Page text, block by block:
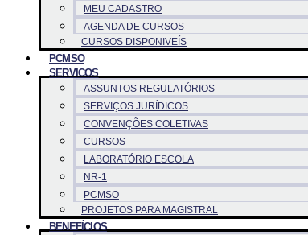
MEU CADASTRO
AGENDA DE CURSOS
CURSOS DISPONIVEÍS
PCMSO
SERVICOS
ASSUNTOS REGULATÓRIOS
SERVIÇOS JURÍDICOS
CONVENÇÕES COLETIVAS
CURSOS
LABORATÓRIO ESCOLA
NR-1
PCMSO
PROJETOS PARA MAGISTRAL
BENEFÍCIOS